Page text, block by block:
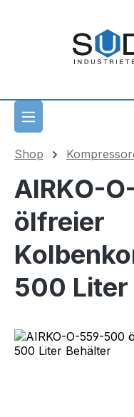
Shop
AIRKO-
ölfreier
500 Liter
Bildergalerie